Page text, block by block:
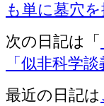
も単に墓穴
次の日記は「
「似非科学談
最近の日記は